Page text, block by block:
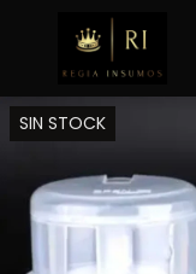
SIN STOCK